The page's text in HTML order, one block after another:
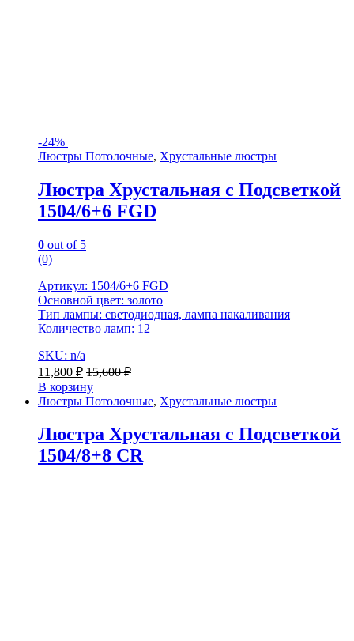
-24%
Люстры Потолочные, Хрустальные люстры
Люстра Хрустальная с Подсветкой
1504/6+6 FGD
0 out of 5
(0)
Артикул: 1504/6+6 FGD
Основной цвет: золото
Тип лампы: светодиодная, лампа накаливания
Количество ламп: 12
SKU: n/a
11,800 ₽ 15,600₽
В корзину
Люстры Потолочные, Хрустальные люстры
Люстра Хрустальная с Подсветкой
1504/8+8 CR